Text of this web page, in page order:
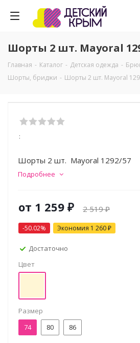
Шорты 2 шт. Mayoral
Главная - Каталог - Детская одежда -
Шорты, бриджи - Шорты 2 шт. Mayoral
:
Шорты 2 шт. Mayoral 1292/57
Подробнее
от 1 259 ₽ 2 519 ₽
-50.02% Экономия 1 260 ₽
Достаточно
Цвет
Размер
74
80 86